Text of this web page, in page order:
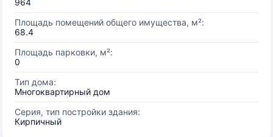
964
Площадь помещений общего имущества, м²:
68.4
Площадь парковки, м²:
0
Тип дома:
Многоквартирный дом
Серия, тип постройки здания:
Кирпичный